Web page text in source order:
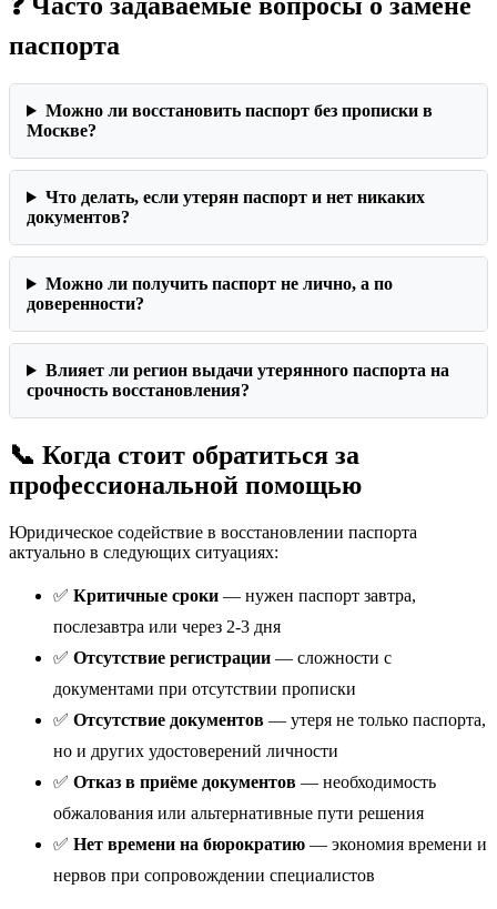
паспорта
Можно ли восстановить паспорт без прописки в
Москве?
Что делать, если утерян паспорт и нет никаких
документов?
Можно ли получить паспорт не лично, а по
доверенности?
Влияет ли регион выдачи утерянного паспорта на
срочность восстановления?
📞 Когда стоит обратиться за
профессиональной помощью
Юридическое содействие в восстановлении паспорта
актуально в следующих ситуациях:
✅ Критичные сроки — нужен паспорт завтра,
послезавтра или через 2-3 дня
✅ Отсутствие регистрации — сложности с
документами при отсутствии прописки
✅ Отсутствие документов — утеря не только паспорта,
но и других удостоверений личности
✅ Отказ в приёме документов — необходимость
обжалования или альтернативные пути решения
✅ Нет времени на бюрократию — экономия времени и
нервов при сопровождении специалистов